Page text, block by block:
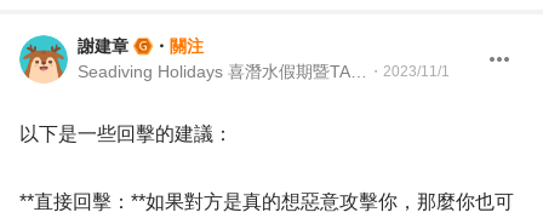
謝建章 ・ 關注
・ 2023/11/1
以下是一些回擊的建議：
**直接回擊：**如果對方是真的想惡意攻擊你，那麼你也可